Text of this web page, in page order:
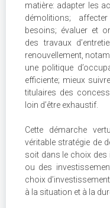
matière: adapter les
démolitions;
besoins; évaluer et
des travaux
renouvellement,
une politique
efficiente; mieux
titulaires des
loin d’être exhaustif.
Cette démarche
véritable stratégie de
soit dans le choix des
ou des
choix
à la situation et à la